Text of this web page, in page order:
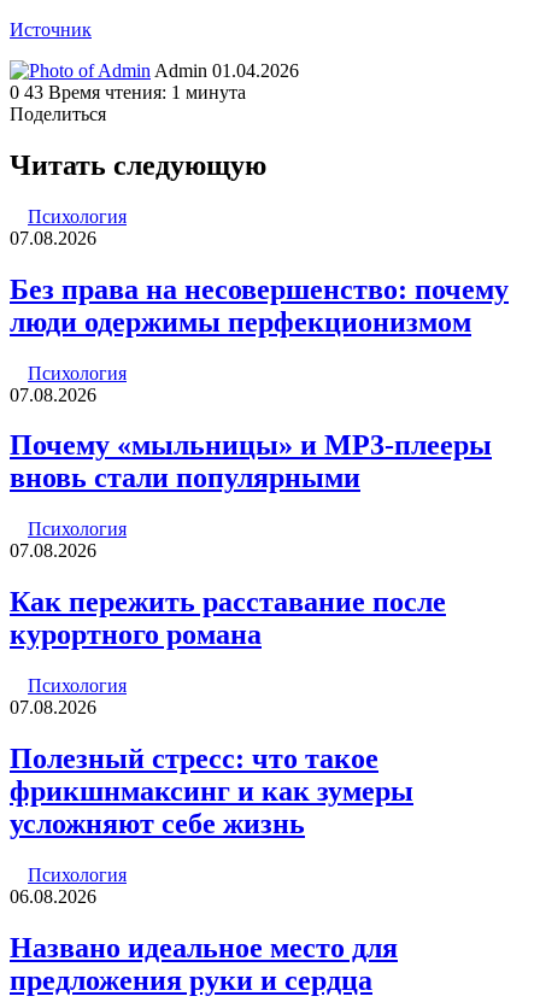
Источник
Admin Send
an
01.04.2026
0 43 Время чтения: 1 минута
Поделиться
через
электронную
Читать следующую
Психология
07.08.2026
Без права на несовершенство: почему
люди одержимы перфекционизмом
Психология
07.08.2026
Почему «мыльницы» и MP3-плееры
вновь стали популярными
Психология
07.08.2026
Как пережить расставание после
курортного романа
Психология
07.08.2026
Полезный стресс: что такое
фрикшнмаксинг и как зумеры
усложняют себе жизнь
Психология
06.08.2026
Названо идеальное место для
предложения руки и сердца